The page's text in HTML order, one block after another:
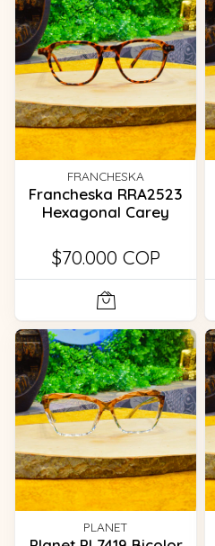
FRANCHESKA
Francheska RRA2523
Hexagonal Carey
$70.000 COP
PLANET